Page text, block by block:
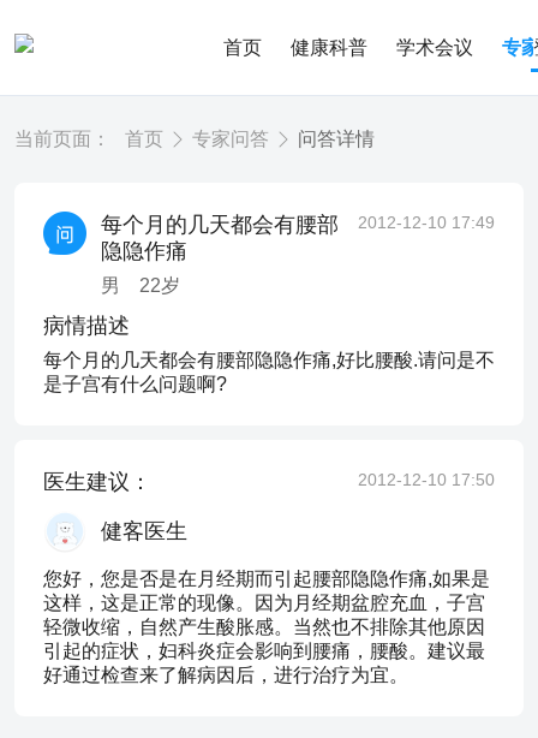
首页 健康科普 学术会议 专
当前页面： 首页 专家问答 问答详情
每个月的几天都会有腰部
隐隐作痛
男 22岁
2012-12-10 17:49
病情描述
每个月的几天都会有腰部隐隐作痛,好比腰酸.请问是不
是子宫有什么问题啊?
医生建议： 2012-12-10 17:50
健客医生
您好，您是否是在月经期而引起腰部隐隐作痛,如果是
这样，这是正常的现像。因为月经期盆腔充血，子宫
轻微收缩，自然产生酸胀感。当然也不排除其他原因
引起的症状，妇科炎症会影响到腰痛，腰酸。建议最
好通过检查来了解病因后，进行治疗为宜。